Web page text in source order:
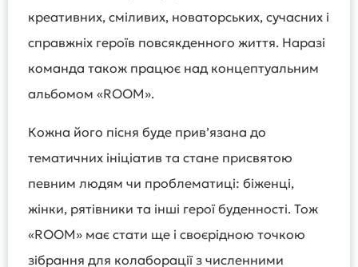
креативних, сміливих, новаторських, сучасних і
справжніх героїв повсякденного життя. Наразі
команда також працює над концептуальним
альбомом «ROOM».
Кожна його пісня буде прив’язана до
тематичних ініціатив та стане присвятою
певним людям чи проблематиці: біженці,
жінки, рятівники та інші герої буденності. Тож
«ROOM» має стати ще і своєрідною точкою
зібрання для колаборації з численними